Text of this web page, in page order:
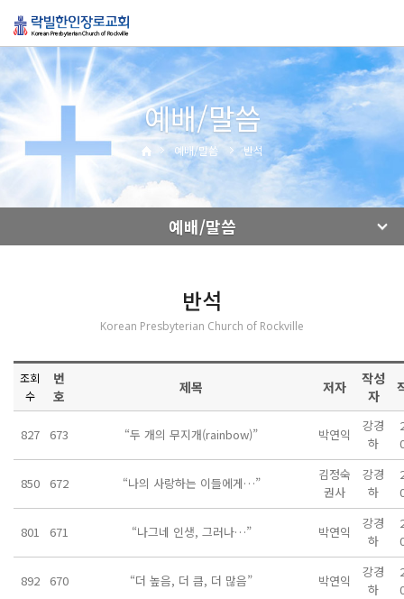
예배/말씀
예배/말씀 반석
예배/말씀
반석
Korean Presbyterian Church of Rockville
조회
수
번
호
제목 저자
작성
자
827 673 “두 개의 무지개(rainbow)” 박연익
강경
하
850 672 “나의 사랑하는 이들에게…”
김정숙
권사
강경
하
801 671 “나그네 인생, 그러나…” 박연익
강경
하
892 670 “더 높음, 더 큼, 더 많음” 박연익
강경
하